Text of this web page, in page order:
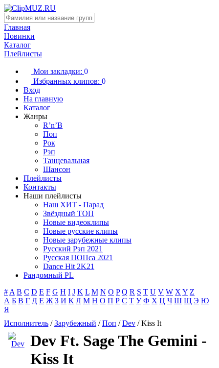
Главная
Новинки
Каталог
Плейлисты
Мои закладки: 0
Избранных клипов: 0
Вход
На главную
Каталог
Жанры
R’n’B
Поп
Рок
Рэп
Танцевальная
Шансон
Плейлисты
Контакты
Наши плейлисты
Наш ХИТ - Парад
Звёздный ТОП
Новые видеоклипы
Новые русские клипы
Новые зарубежные клипы
Русский Рэп 2021
Русская ПОПса 2021
Dance Hit 2K21
Рандомный PL
# A B C D E F G H I J K L M N O P Q R S T U V W X Y Z
А Б В Г Д Е Ж З И К Л М Н О П Р С Т У Ф Х Ц Ч Ш Щ Э Ю
Я
Исполнитель /Зарубежный /Поп /Dev / Kiss It
Dev Ft. Sage The Gemini -
Kiss It